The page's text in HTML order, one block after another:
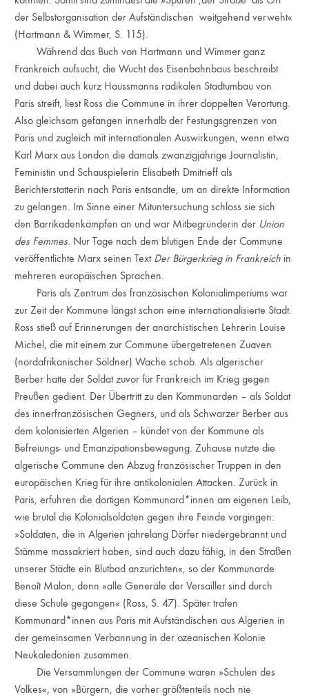
der Selbstorganisation der Aufständischen weitgehend verweht«
(Hartmann & Wimmer, S. 115).
Während das Buch von Hartmann und Wimmer ganz
Frankreich aufsucht, die Wucht des Eisenbahnbaus beschreibt
und dabei auch kurz Haussmanns radikalen Stadtumbau von
Paris streift, liest Ross die Commune in ihrer doppelten Verortung.
Also gleichsam gefangen innerhalb der Festungsgrenzen von
Paris und zugleich mit internationalen Auswirkungen, wenn etwa
Karl Marx aus London die damals zwanzigjährige Journalistin,
Feministin und Schauspielerin Elisabeth Dmitrieff als
Berichterstatterin nach Paris entsandte, um an direkte Information
zu gelangen. Im Sinne einer Mituntersuchung schloss sie sich
den Barrikadenkämpfen an und war Mitbegründerin der Union
des Femmes. Nur Tage nach dem blutigen Ende der Commune
veröffentlichte Marx seinen Text Der Bürgerkrieg in Frankreich in
mehreren europäischen Sprachen.
Paris als Zentrum des französischen Kolonialimperiums war
zur Zeit der Kommune längst schon eine internationalisierte Stadt.
Ross stieß auf Erinnerungen der anarchistischen Lehrerin Louise
Michel, die mit einem zur Commune übergetretenen Zuaven
(nordafrikanischer Söldner) Wache schob. Als algerischer
Berber hatte der Soldat zuvor für Frankreich im Krieg gegen
Preußen gedient. Der Übertritt zu den Kommunarden – als Soldat
des innerfranzösischen Gegners, und als Schwarzer Berber aus
dem kolonisierten Algerien – kündet von der Kommune als
Befreiungs- und Emanzipationsbewegung. Zuhause nutzte die
algerische Commune den Abzug französischer Truppen in den
europäischen Krieg für ihre antikolonialen Attacken. Zurück in
Paris, erfuhren die dortigen Kommunard*innen am eigenen Leib,
wie brutal die Kolonialsoldaten gegen ihre Feinde vorgingen:
»Soldaten, die in Algerien jahrelang Dörfer niedergebrannt und
Stämme massakriert haben, sind auch dazu fähig, in den Straßen
unserer Städte ein Blutbad anzurichten«, so der Kommunarde
Benoît Malon, denn »alle Generäle der Versailler sind durch
diese Schule gegangen« (Ross, S. 47). Später trafen
Kommunard*innen aus Paris mit Aufständischen aus Algerien in
der gemeinsamen Verbannung in der ozeanischen Kolonie
Neukaledonien zusammen.
Die Versammlungen der Commune waren »Schulen des
Volkes«, von »Bürgern, die vorher größtenteils noch nie